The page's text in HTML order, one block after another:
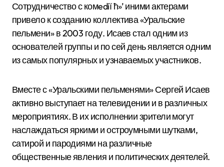
Сотрудничество с комediї ћ»’ ­иними актерами
привело к созданию коллектива «Уральские
пельмени» в 2003 году. Исаев стал одним из
основателей группы и по сей день является одним
из самых популярных и узнаваемых участников.
Вместе с «Уральскими пельменями» Сергей Исаев
активно выступает на телевидении и в различных
мероприятиях. В их исполнении зрители могут
наслаждаться яркими и остроумными шутками,
сатирой и пародиями на различные
общественные явления и политических деятелей.